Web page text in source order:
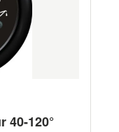
40-120°